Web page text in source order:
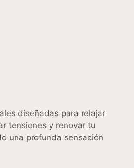
diseñadas para relajar
tensiones y renovar tu
una profunda sensación